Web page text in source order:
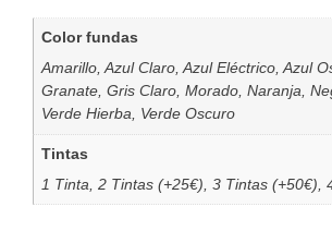
Color fundas
Amarillo, Azul Claro, Azul Eléctrico, Azul
Granate, Gris Claro, Morado, Naranja,
Verde Hierba, Verde Oscuro
Tintas
1 Tinta, 2 Tintas (+25€), 3 Tintas (+50€),